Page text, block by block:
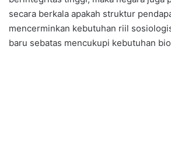
secara berkala apakah struktur
mencerminkan kebutuhan riil
baru sebatas mencukupi kebutuhan